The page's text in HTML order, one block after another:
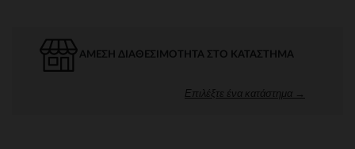
ΆΜΕΣΗ ΔΙΑΘΕΣΙΜΌΤΗΤΑ ΣΤΟ ΚΑΤΆΣΤΗΜΑ
Επιλέξτε ένα κατάστημα →